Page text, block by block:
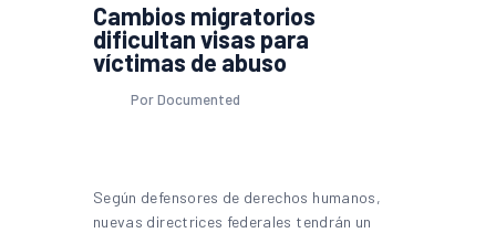
Cambios migratorios
dificultan visas para
víctimas de abuso
Por Documented
Según defensores de derechos humanos,
nuevas directrices federales tendrán un